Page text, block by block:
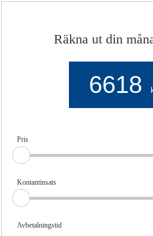
Räkna ut din
6618
Pris
Kontantinsats
Avbetalningstid